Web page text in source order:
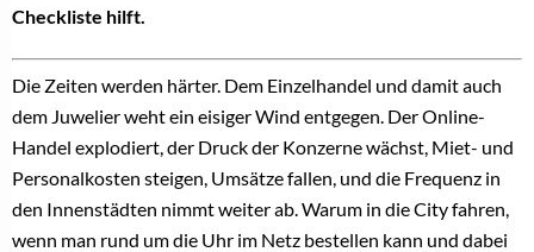
Checkliste hilft.
Die Zeiten werden härter. Dem Einzelhandel und damit auch
dem Juwelier weht ein eisiger Wind entgegen. Der Online-
Handel explodiert, der Druck der Konzerne wächst, Miet- und
Personalkosten steigen, Umsätze fallen, und die Frequenz in
den Innenstädten nimmt weiter ab. Warum in die City fahren,
wenn man rund um die Uhr im Netz bestellen kann und dabei